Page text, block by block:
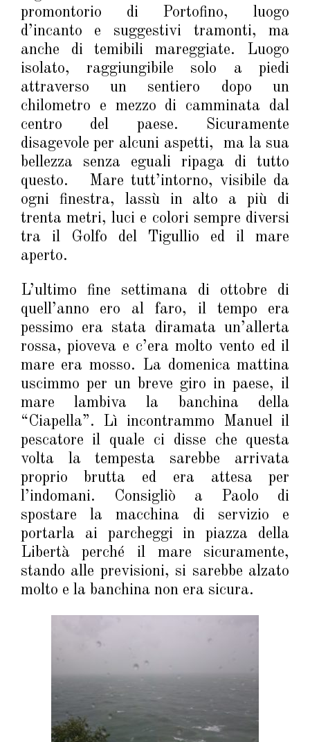
promontorio di Portofino, luogo
d’incanto e suggestivi tramonti, ma
anche di temibili mareggiate. Luogo
isolato, raggiungibile solo a piedi
attraverso un sentiero dopo un
chilometro e mezzo di camminata dal
centro del paese. Sicuramente
disagevole per alcuni aspetti, ma la sua
bellezza senza eguali ripaga di tutto
questo. Mare tutt’intorno, visibile da
ogni finestra, lassù in alto a più di
trenta metri, luci e colori sempre diversi
tra il Golfo del Tigullio ed il mare
aperto.
L’ultimo fine settimana di ottobre di
quell’anno ero al faro, il tempo era
pessimo era stata diramata un’allerta
rossa, pioveva e c’era molto vento ed il
mare era mosso. La domenica mattina
uscimmo per un breve giro in paese, il
mare lambiva la banchina della
“Ciapella”. Lì incontrammo Manuel il
pescatore il quale ci disse che questa
volta la tempesta sarebbe arrivata
proprio brutta ed era attesa per
l’indomani. Consigliò a Paolo di
spostare la macchina di servizio e
portarla ai parcheggi in piazza della
Libertà perché il mare sicuramente,
stando alle previsioni, si sarebbe alzato
molto e la banchina non era sicura.